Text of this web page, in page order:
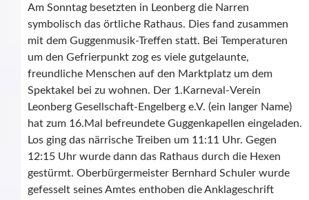
Am Sonntag besetzten in Leonberg die Narren
symbolisch das örtliche Rathaus. Dies fand zusammen
mit dem Guggenmusik-Treffen statt. Bei Temperaturen
um den Gefrierpunkt zog es viele gutgelaunte,
freundliche Menschen auf den Marktplatz um dem
Spektakel bei zu wohnen. Der 1.Karneval-Verein
Leonberg Gesellschaft-Engelberg e.V. (ein langer Name)
hat zum 16.Mal befreundete Guggenkapellen eingeladen.
Los ging das närrische Treiben um 11:11 Uhr. Gegen
12:15 Uhr wurde dann das Rathaus durch die Hexen
gestürmt. Oberbürgermeister Bernhard Schuler wurde
gefesselt seines Amtes enthoben die Anklageschrift